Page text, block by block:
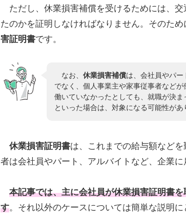
ただし、休業損害補償を受けるためには、
たのかを証明しなければなりません。そのため
害証明書です。
なお、 休業損害補償は、会社員やパ
でなく、個人事業主や家事従事者など
働いていなかったとしても、就職が決
といった場合は、対象になる可能性があ
休業損害証明書は、これまでの給与額など
者は会社員やパート、アルバイトなど、企業に
本記事では、主に会社員が休業損害証明書を
す。それ以外のケースについては簡単な説明